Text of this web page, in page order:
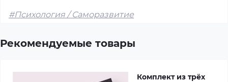
#Психология / Саморазвитие
Рекомендуемые товары
Комплект из трёх